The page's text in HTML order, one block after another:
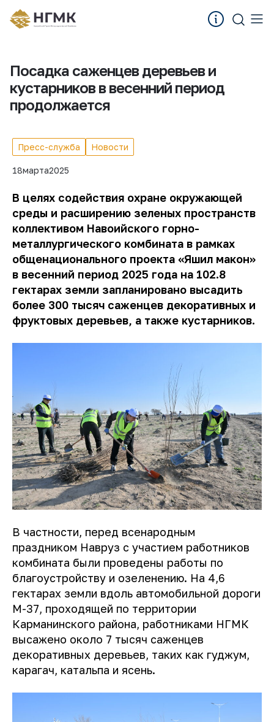
Посадка саженцев деревьев и
кустарников в весенний период
продолжается
Пресс-служба Новости
18марта2025
В целях содействия охране окружающей
среды и расширению зеленых пространств
коллективом Навоийского горно-
металлургического комбината в рамках
общенационального проекта «Яшил макон»
в весенний период 2025 года на 102.8
гектарах земли запланировано высадить
более 300 тысяч саженцев декоративных и
фруктовых деревьев, а также кустарников.
В частности, перед всенародным
праздником Навруз с участием работников
комбината были проведены работы по
благоустройству и озеленению. На 4,6
гектарах земли вдоль автомобильной дороги
М-37, проходящей по территории
Карманинского района, работниками НГМК
высажено около 7 тысяч саженцев
декоративных деревьев, таких как гуджум,
карагач, катальпа и ясень.